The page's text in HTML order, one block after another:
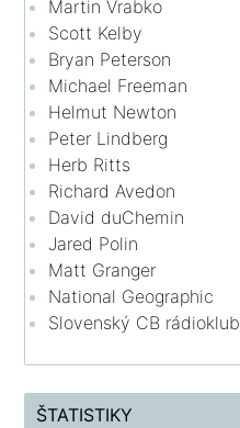
Martin Vrabko
Scott Kelby
Bryan Peterson
Michael Freeman
Helmut Newton
Peter Lindberg
Herb Ritts
Richard Avedon
David duChemin
Jared Polin
Matt Granger
National Geographic
Slovenský CB rádioklub
ŠTATISTIKY